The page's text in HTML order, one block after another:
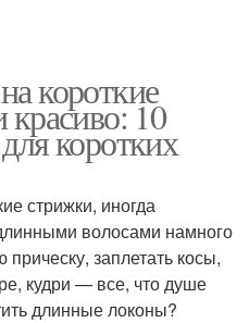
короткие
10
коротких
стрижки, иногда
волосами намного
заплетать косы,
кудри — все, что душе
длинные локоны?